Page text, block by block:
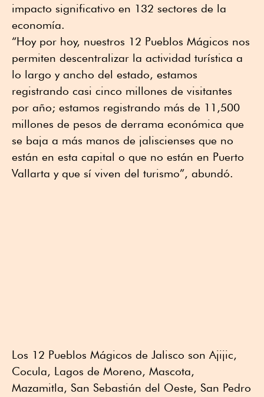
impacto significativo en 132 sectores de la
economía.
“Hoy por hoy, nuestros 12 Pueblos Mágicos nos
permiten descentralizar la actividad turística a
lo largo y ancho del estado, estamos
registrando casi cinco millones de visitantes
por año; estamos registrando más de 11,500
millones de pesos de derrama económica que
se baja a más manos de jaliscienses que no
están en esta capital o que no están en Puerto
Vallarta y que sí viven del turismo”, abundó.
Los 12 Pueblos Mágicos de Jalisco son Ajijic,
Cocula, Lagos de Moreno, Mascota,
Mazamitla, San Sebastián del Oeste, San Pedro